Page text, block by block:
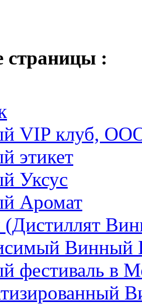
страницы :
VIP клуб,
этикет
Уксус
Аромат
Винный
фестиваль в